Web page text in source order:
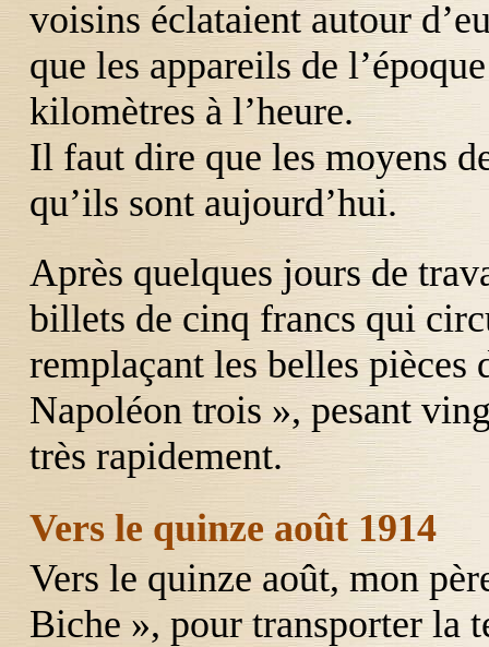
voisins éclataient autour
que les appareils de
kilomètres à l’heure.
Il faut dire que les moyens
qu’ils sont aujourd’hui.
Après quelques jours de
billets de cinq francs qui
remplaçant les belles
Napoléon trois », pesant
très rapidement.
Vers le quinze août 1914
Vers le quinze août, mon
Biche », pour transporter la